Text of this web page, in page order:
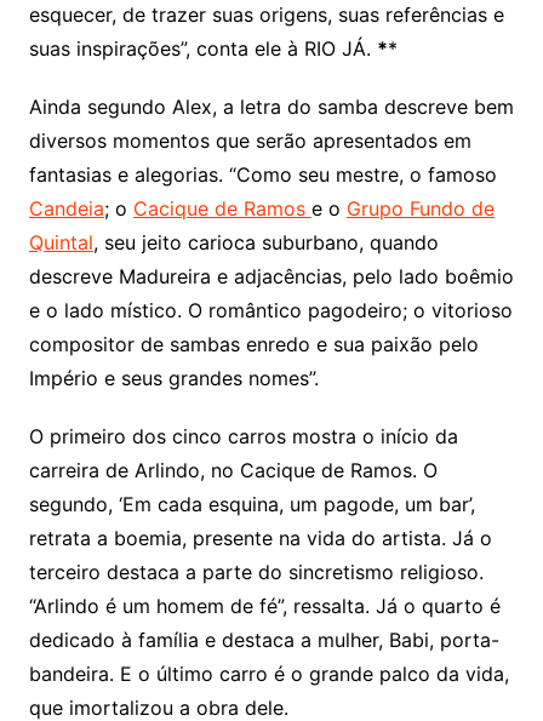
esquecer, de trazer suas origens, suas referências e
suas inspirações”, conta ele à RIO JÁ. **
Ainda segundo Alex, a letra do samba descreve bem
diversos momentos que serão apresentados em
fantasias e alegorias. “Como seu mestre, o famoso
Candeia; o Cacique de Ramos e o Grupo Fundo de
Quintal, seu jeito carioca suburbano, quando
descreve Madureira e adjacências, pelo lado boêmio
e o lado místico. O romântico pagodeiro; o vitorioso
compositor de sambas enredo e sua paixão pelo
Império e seus grandes nomes”.
O primeiro dos cinco carros mostra o início da
carreira de Arlindo, no Cacique de Ramos. O
segundo, ‘Em cada esquina, um pagode, um bar’,
retrata a boemia, presente na vida do artista. Já o
terceiro destaca a parte do sincretismo religioso.
“Arlindo é um homem de fé”, ressalta. Já o quarto é
dedicado à família e destaca a mulher, Babi, porta-
bandeira. E o último carro é o grande palco da vida,
que imortalizou a obra dele.